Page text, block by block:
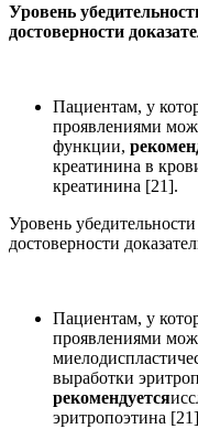
Уровень
достоверности
Пациентам, у
проявлениями
функции,
креатинина в
креатинина [21].
Уровень
достоверности
Пациентам, у
проявлениями
выработки
рекомендуется
эритропоэтина